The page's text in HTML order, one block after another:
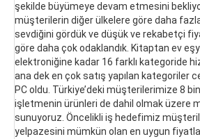
şekilde büyümeye devam etmesini
müşterilerin diğer ülkelere göre daha
sevdiğini gördük ve düşük ve rekabetçi
göre daha çok odaklandık. Kitaptan ev
elektroniğine kadar 16 farklı kategoride
ana dek en çok satış yapılan kategoriler
PC oldu. Türkiye’deki müşterilerimize 8
işletmenin ürünleri de dahil olmak üzere
sunuyoruz. Öncelikli iş hedefimiz
yelpazesini mümkün olan en uygun